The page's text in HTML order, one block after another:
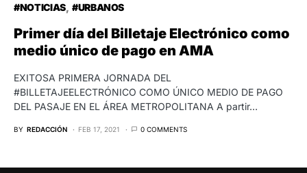
#NOTICIAS #URBANOS
Primer día del Billetaje Electrónico como
medio único de pago en AMA
EXITOSA PRIMERA JORNADA DEL
#BILLETAJEELECTRÓNICO COMO ÚNICO MEDIO DE PAGO
DEL PASAJE EN EL ÁREA METROPOLITANA A partir…
BY REDACCIÓN FEB 17, 2021 0 COMMENTS